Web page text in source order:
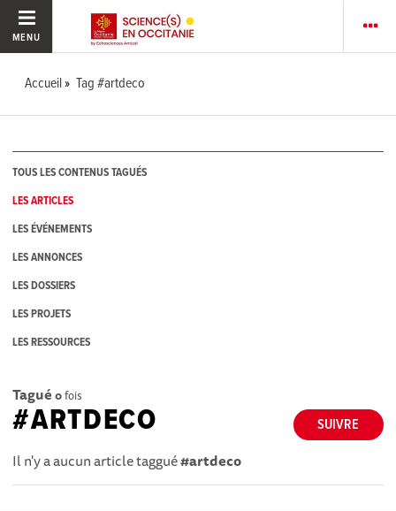
MENU
Accueil Tag #artdeco
TOUS LES CONTENUS TAGUÉS
LES ARTICLES
LES ÉVÉNEMENTS
LES ANNONCES
LES DOSSIERS
LES PROJETS
LES RESSOURCES
Tagué 0fois
SUIVRE
#ARTDECO
Il n'y a aucun article taggué#artdeco